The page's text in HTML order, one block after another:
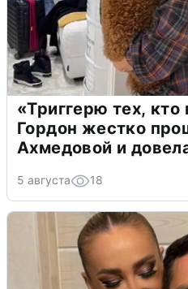
«Триггерю тех, кто
Гордон жестко
Ахмедовой и
5 августа 18